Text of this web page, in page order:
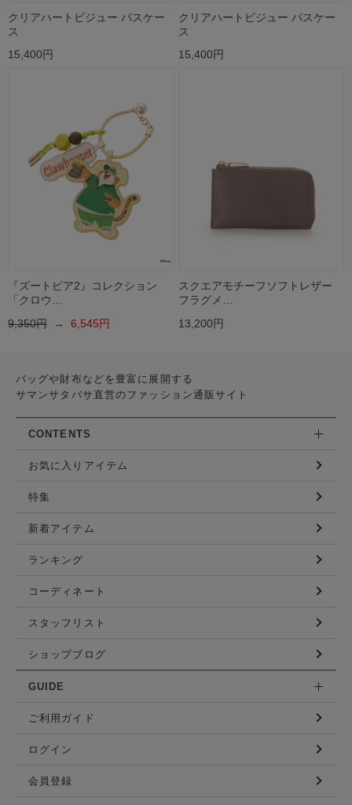
クリアハートビジュー パスケー
ス
15,400円
クリアハートビジュー パスケー
ス
15,400円
『ズートピア2』コレクション
「クロウ…
9,350円 → 6,545円
スクエアモチーフソフトレザー
フラグメ…
13,200円
バッグや財布などを豊富に展開する
サマンサタバサ直営のファッション通販サイト
CONTENTS
お気に入りアイテム
特集
新着アイテム
ランキング
コーディネート
スタッフリスト
ショップブログ
GUIDE
ご利用ガイド
ログイン
会員登録